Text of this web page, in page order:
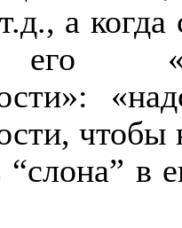
а когда
чтобы
в